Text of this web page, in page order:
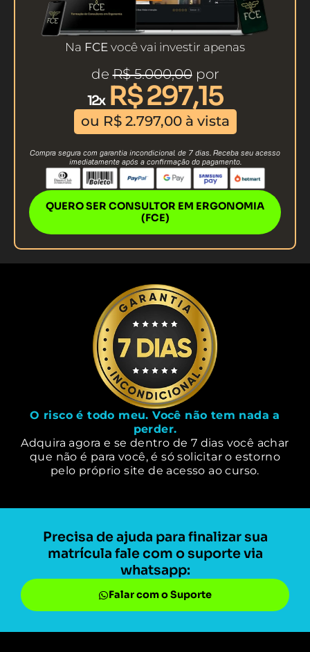
Na FCE você vai investir apenas
deR$ 5.000,00por
12xR$ 297,15
ou R$ 2.797,00 à vista
QUERO SER CONSULTOR EM ERGONOMIA
(FCE)
Compra segura com garantia incondicional de 7 dias. Receba seu acesso
imediatamente após a confirmação do pagamento.
O risco é todo meu. Você não tem nada a
perder.
Adquira agora e se dentro de 7 dias você achar
que não é para você, é só solicitar o estorno
pelo próprio site de acesso ao curso.
Precisa de ajuda para finalizar sua
matrícula fale com o suporte via
whatsapp:
Falar com o Suporte